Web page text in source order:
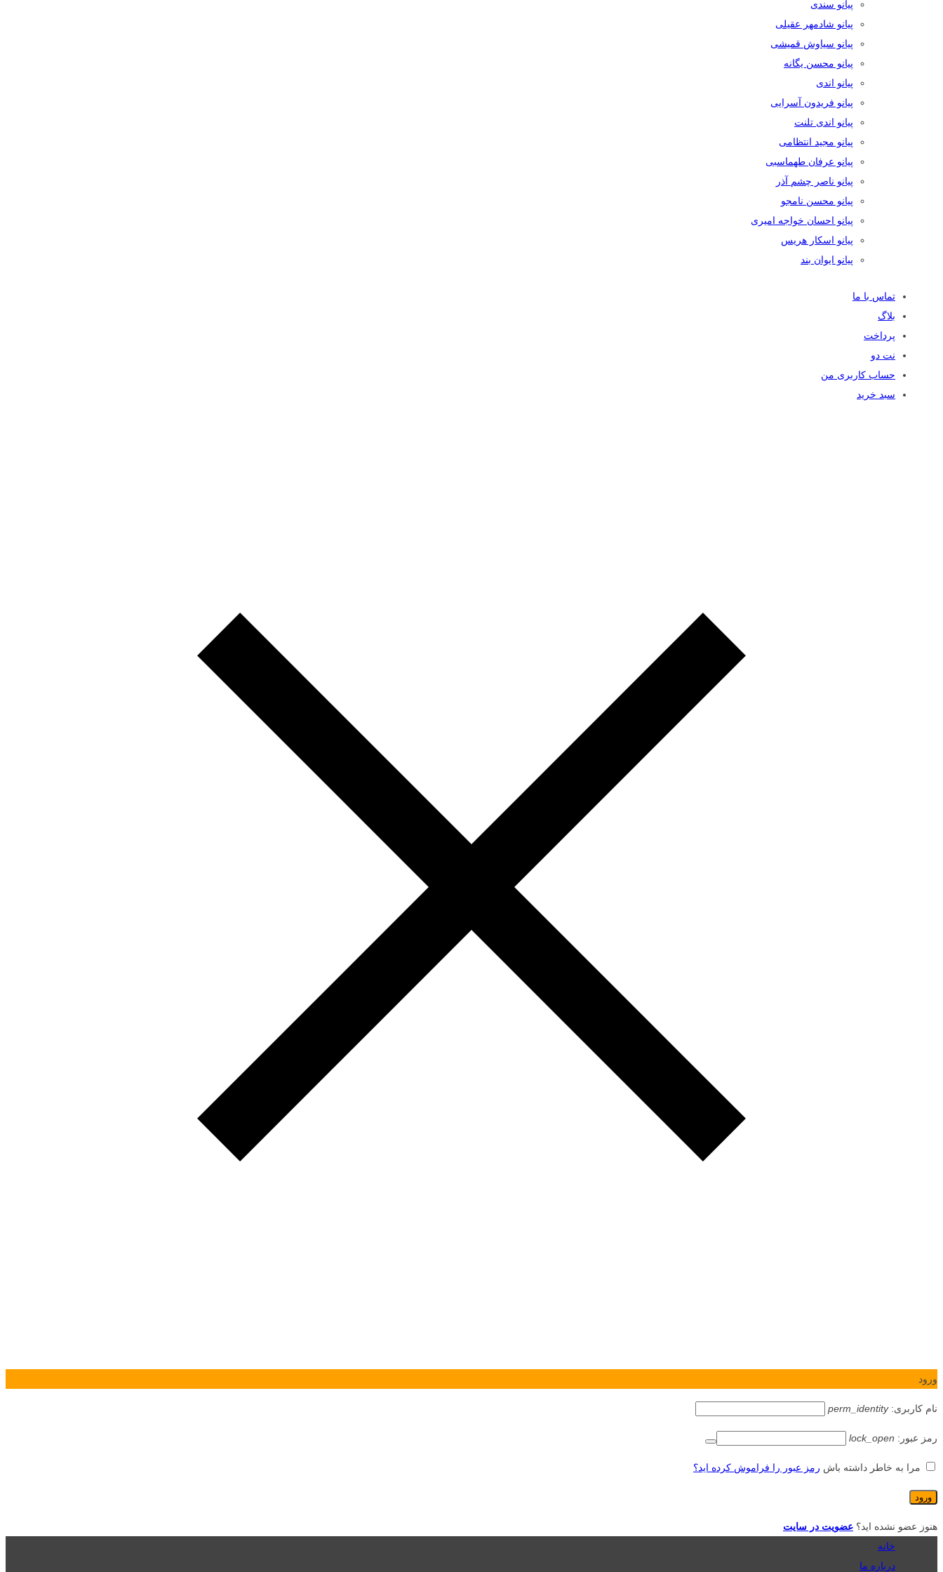
پیانو سندی
پیانو شادمهر عقیلی
پیانو سیاوش قمیشی
پیانو محسن یگانه
پیانو اندی
پیانو فریدون آسرایی
پیانو اندی تلنت
پیانو مجید انتظامی
پیانو عرفان طهماسبی
پیانو ناصر چشم آذر
پیانو محسن نامجو
پیانو احسان خواجه امیری
پیانو اسکار هریس
پیانو ایوان بند
تماس با ما
بلاگ
پرداخت
نت دو
حساب کاربری من
سبد خرید
ورود
نام کاربری:perm_identity
رمز عبور: lock_open
مرا به خاطر داشته باش رمز عبور را فراموش کرده اید؟
هنوز عضو نشده اید؟ عضویت در سایت
خانه
درباره ما